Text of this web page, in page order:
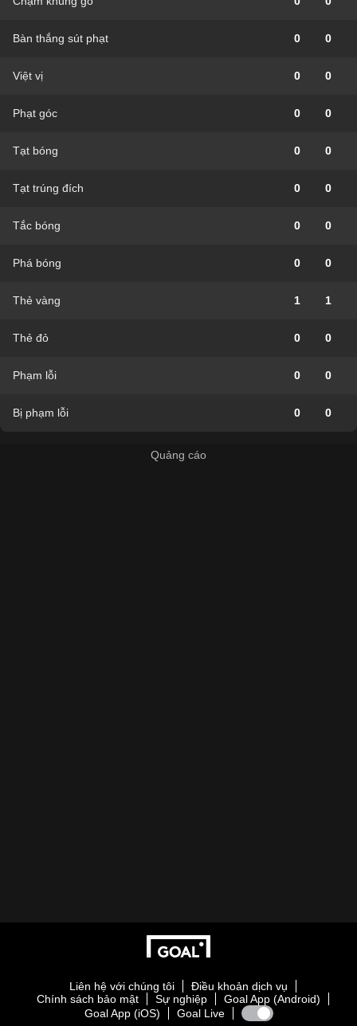
Bàn thắng sút phạt 0 0
Việt vị 0 0
Phạt góc 0 0
Tạt bóng 0 0
Tạt trúng đích 0 0
Tắc bóng 0 0
Phá bóng 0 0
Thẻ vàng 1 1
Thẻ đỏ 0 0
Phạm lỗi 0 0
Bị phạm lỗi 0 0
Liên hệ với chúng tôi
Điều khoản dịch vụ
Chính sách bảo mật
Sự nghiệp
Goal App (Android)
Goal App (iOS)
Goal Live